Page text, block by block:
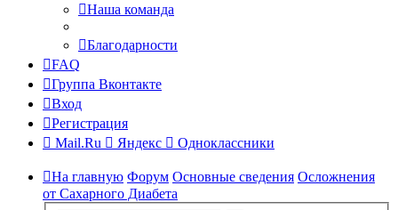
Наша команда
Благодарности
FAQ
Группа Вконтакте
Вход
Регистрация
Mail.Ru
Яндекс Одноклассники
На главную Форум Основные сведения Осложнения
от Сахарного Диабета